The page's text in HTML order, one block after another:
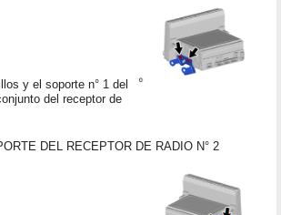
y el soporte n° 1 del
del receptor de
DEL RECEPTOR DE RADIO N° 2